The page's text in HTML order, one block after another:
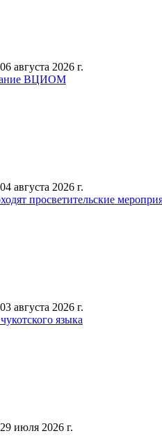
06 августа 2026 г.
ВЦИОМ
04 августа 2026 г.
просветительские
03 августа 2026 г.
языка
29 июля 2026 г.